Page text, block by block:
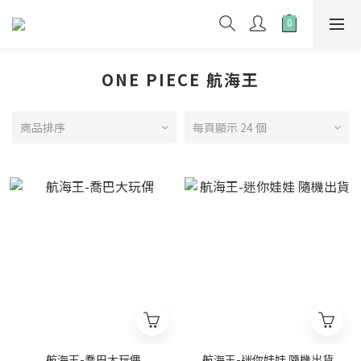
ONE PIECE 航海王
商品排序 每頁顯示 24 個